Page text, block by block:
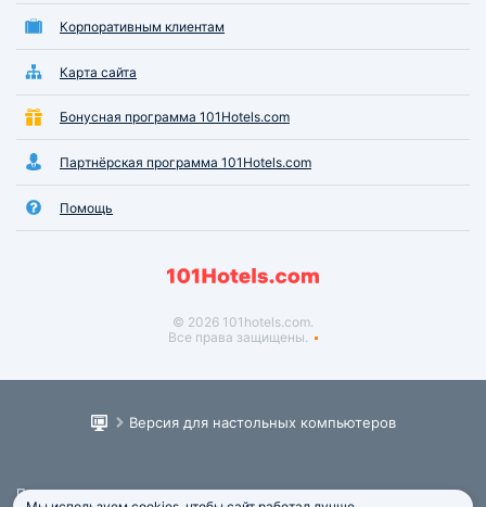
Корпоративным клиентам
Карта сайта
Бонусная программа 101Hotels.com
Партнёрская программа 101Hotels.com
Помощь
© 2026 101hotels.com.
Все права защищены.
Версия для настольных компьютеров
Пользовательское соглашение